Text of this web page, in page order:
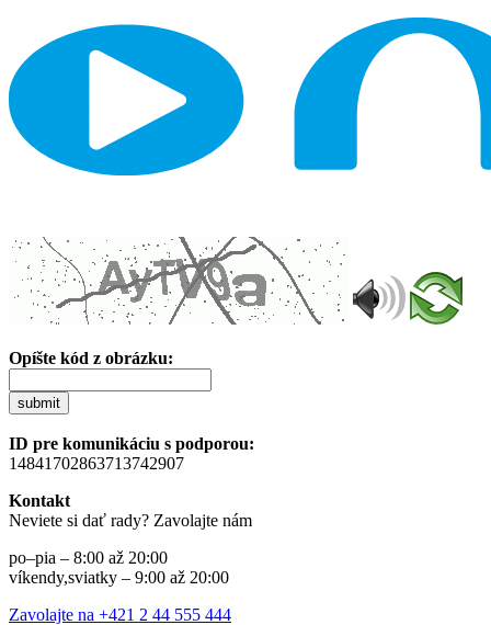
Opíšte kód z obrázku:
submit
ID pre komunikáciu s podporou:
14841702863713742907
Kontakt
Neviete si dať rady? Zavolajte nám
po–pia – 8:00 až 20:00
víkendy,sviatky – 9:00 až 20:00
Zavolajte na +421 2 44 555 444